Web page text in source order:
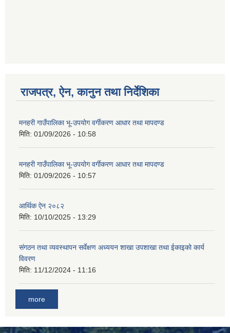
राजपत्र, ऐन, कानुन तथा निर्देशिका
मनहरी गाउँपालिका भू-उपयोग वर्गीकरण आधार तथा मापदण्ड
मिति: 01/09/2026 - 10:58
मनहरी गाउँपालिका भू-उपयोग वर्गीकरण आधार तथा मापदण्ड
मिति: 01/09/2026 - 10:57
आर्थिक ऐन २०८२
मिति: 10/10/2025 - 13:29
संगठन तथा व्यवस्थापन सर्वेक्षण अध्ययन शाखा उपशाखा तथा ईकाइको कार्य
विवरण
मिति: 11/12/2024 - 11:16
more